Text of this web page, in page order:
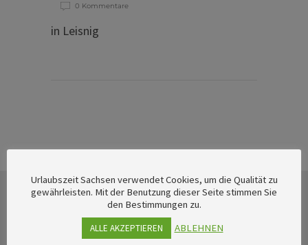
0 Kommentare
in Leisnig
Urlaubszeit Sachsen verwendet Cookies, um die Qualität zu
gewährleisten. Mit der Benutzung dieser Seite stimmen Sie
den Bestimmungen zu.
ALLE AKZEPTIEREN
ABLEHNEN